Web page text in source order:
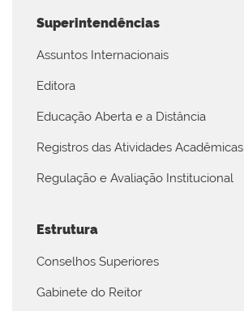
Superintendências
Assuntos Internacionais
Editora
Educação Aberta e a Distância
Registros das Atividades Acadêmicas
Regulação e Avaliação Institucional
Estrutura
Conselhos Superiores
Gabinete do Reitor